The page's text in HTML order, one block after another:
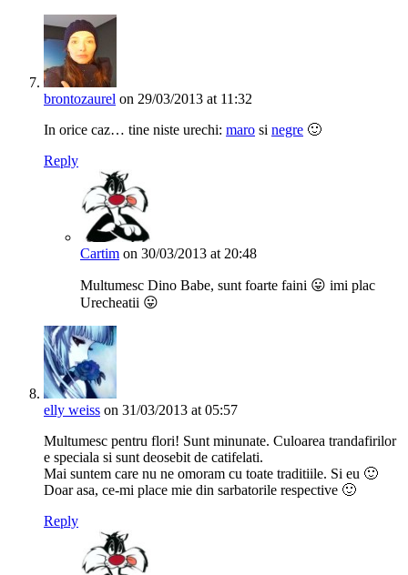
brontozaurel on 29/03/2013 at 11:32
In orice caz… tine niste urechi: maro si negre 🙂
Reply
Cartim on 30/03/2013 at 20:48
Multumesc Dino Babe, sunt foarte faini 😛 imi plac
Urecheatii 😛
elly weiss on 31/03/2013 at 05:57
Multumesc pentru flori! Sunt minunate. Culoarea trandafirilor
e speciala si sunt deosebit de catifelati.
Mai suntem care nu ne omoram cu toate traditiile. Si eu 🙂
Doar asa, ce-mi place mie din sarbatorile respective 🙂
Reply